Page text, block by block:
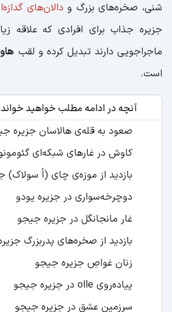
شنی، صخره‌های بزرگ ودالان‌های
جزیره جذاب برای افرادی که علاقه
ماجراجویی دارند تبدیل کرده و لقب
است.
آنچه در ادامه مطلب خواهید خواند
صعود به قله‌ی هالاسان جزیره
کاوش در غارهای شبکه‌ای
بازدید از موزه‌ی چای (اُ سولاک)
دوچرخه‌سواری در جزیره یودو
غار مانجانگل در جزیره جیجو
بازدید از صخره‌های پدربزرگ
زنان غواصِ جزیره جیجو
پیاده‌روی olle در جزیره جیجو
سرزمین عشق در جزیره جیجو